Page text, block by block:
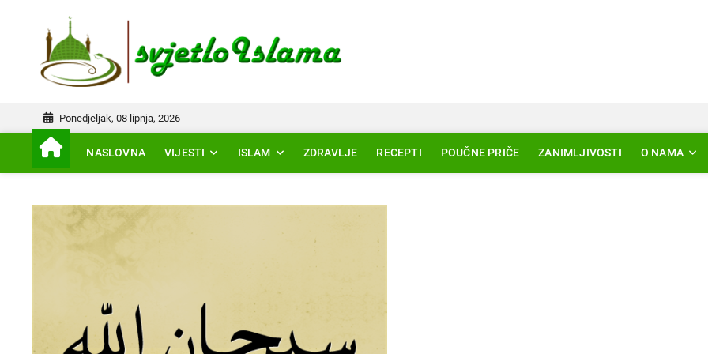
Ponedjeljak, 08 lipnja, 2026
NASLOVNA VIJESTI ISLAM ZDRAVLJE RECEPTI POUČNE PRIČE ZANIMLJIVOSTI O NAMA